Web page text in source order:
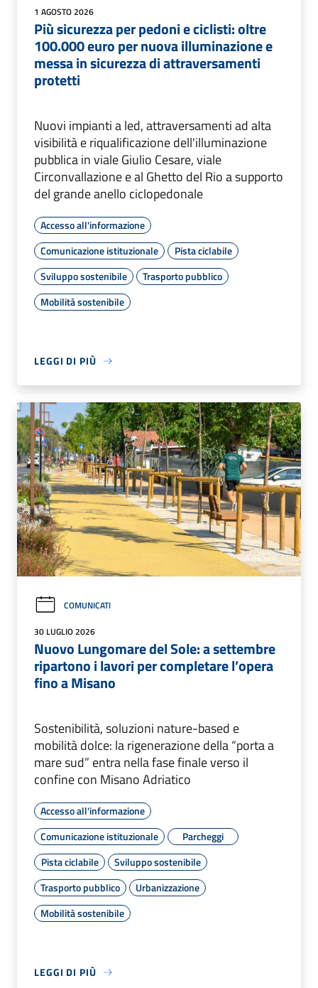
1 AGOSTO 2026
Più sicurezza per pedoni e ciclisti: oltre
100.000 euro per nuova illuminazione e
messa in sicurezza di attraversamenti
protetti
Nuovi impianti a led, attraversamenti ad alta
visibilità e riqualificazione dell'illuminazione
pubblica in viale Giulio Cesare, viale
Circonvallazione e al Ghetto del Rio a supporto
del grande anello ciclopedonale
Accesso all'informazione
Comunicazione istituzionale
Pista ciclabile
Sviluppo sostenibile
Trasporto pubblico
Mobilità sostenibile
LEGGI DI PIÙ
COMUNICATI
30 LUGLIO 2026
Nuovo Lungomare del Sole: a settembre
ripartono i lavori per completare l’opera
fino a Misano
Sostenibilità, soluzioni nature-based e
mobilità dolce: la rigenerazione della “porta a
mare sud” entra nella fase finale verso il
confine con Misano Adriatico
Accesso all'informazione
Comunicazione istituzionale
Parcheggi
Pista ciclabile
Sviluppo sostenibile
Trasporto pubblico
Urbanizzazione
Mobilità sostenibile
LEGGI DI PIÙ